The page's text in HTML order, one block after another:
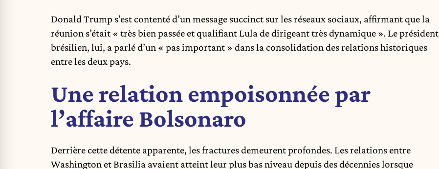
Donald Trump s’est contenté d’un message succinct sur les réseaux sociaux, affirmant que la
réunion s’était « très bien passée et qualifiant Lula de dirigeant très dynamique ». Le président
brésilien, lui, a parlé d’un « pas important » dans la consolidation des relations historiques
entre les deux pays.
Une relation empoisonnée par
l’affaire Bolsonaro
Derrière cette détente apparente, les fractures demeurent profondes. Les relations entre
Washington et Brasilia avaient atteint leur plus bas niveau depuis des décennies lorsque